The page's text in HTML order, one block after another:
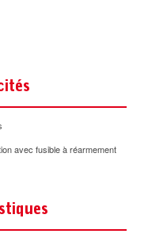
avec fusible à réarmement